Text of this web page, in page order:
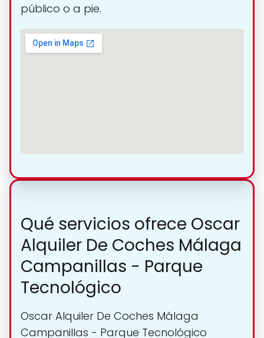
público o a pie.
Qué servicios ofrece Oscar
Alquiler De Coches Málaga
Campanillas - Parque
Tecnológico
Oscar Alquiler De Coches Málaga
Campanillas - Parque Tecnológico